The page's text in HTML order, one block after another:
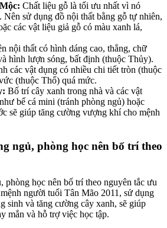
Chất liệu gỗ là tối ưu nhất vì nó
Nên sử dụng đồ nội thất bằng gỗ tự nhiên,
các vật liệu giả gỗ có màu xanh lá,
nội thất có hình dáng cao, thẳng, chữ
hình lượn sóng, bất định (thuộc Thủy).
các vật dụng có nhiều chi tiết tròn (thuộc
(thuộc Thổ) quá mức.
Bố trí cây xanh trong nhà và các vật
bể cá mini (tránh phòng ngủ) hoặc
sẽ giúp tăng cường vượng khí cho mệnh
ngủ, phòng học nên bố trí theo
phòng học nên bố trí theo nguyên tắc ưu
người tuổi Tân Mão 2011, sử dụng
sinh và tăng cường cây xanh, sẽ giúp
mắn và hỗ trợ việc học tập.